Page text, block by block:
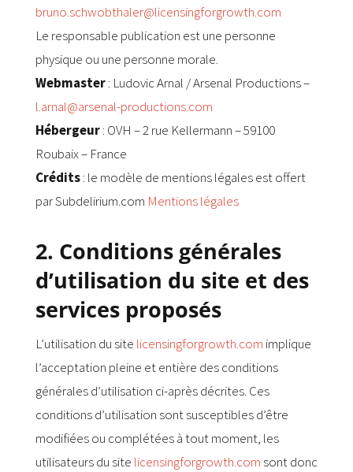
bruno.schwobthaler@licensingforgrowth.com
Le responsable publication est une personne
physique ou une personne morale.
Webmaster: Ludovic Arnal / Arsenal Productions –
l.arnal@arsenal-productions.com
Hébergeur: OVH – 2 rue Kellermann – 59100
Roubaix – France
Crédits: le modèle de mentions légales est offert
par Subdelirium.com Mentions légales
2. Conditions générales
d’utilisation du site et des
services proposés
L’utilisation du site licensingforgrowth.com implique
l’acceptation pleine et entière des conditions
générales d’utilisation ci-après décrites. Ces
conditions d’utilisation sont susceptibles d’être
modifiées ou complétées à tout moment, les
utilisateurs du site licensingforgrowth.com sont donc